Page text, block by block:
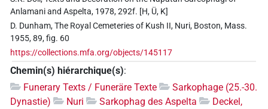
Anlamani and Aspelta, 1978, 292f. [H, Ü, K]
D. Dunham, The Royal Cemeteries of Kush II, Nuri, Boston, Mass.
1955, 89, fig. 60
https://collections.mfa.org/objects/145117
Chemin(s) hiérarchique(s):
Funerary Texts / Funeräre Texte
Sarkophage (25.-30.
Dynastie)
Nuri Sarkophag des Aspelta
Deckel,